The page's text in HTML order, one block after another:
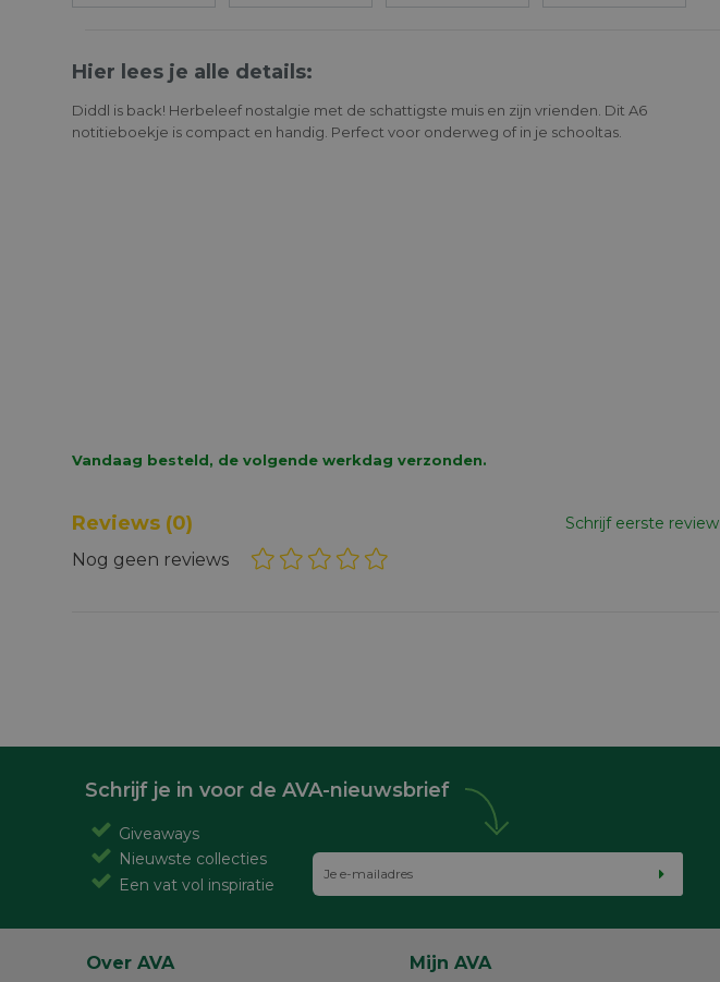
Hier lees je alle details:
Diddl is back! Herbeleef nostalgie met de schattigste muis en zijn vrienden. Dit A6
notitieboekje is compact en handig. Perfect voor onderweg of in je schooltas.
Vandaag besteld, de volgende werkdag verzonden.
Reviews (0) Schrijf eerste review
Nog geen reviews
Schrijf je in voor de AVA-nieuwsbrief
Giveaways
Nieuwste collecties
Een vat vol inspiratie
Over AVA Mijn AVA